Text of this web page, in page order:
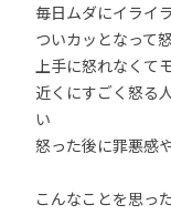
毎日ムダにイライ
ついカッとなって
上手に怒れなくて
近くにすごく怒る
い
怒った後に罪悪感
こんなことを思っ